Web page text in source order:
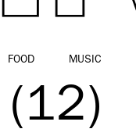
FOOD MUSIC
(12)